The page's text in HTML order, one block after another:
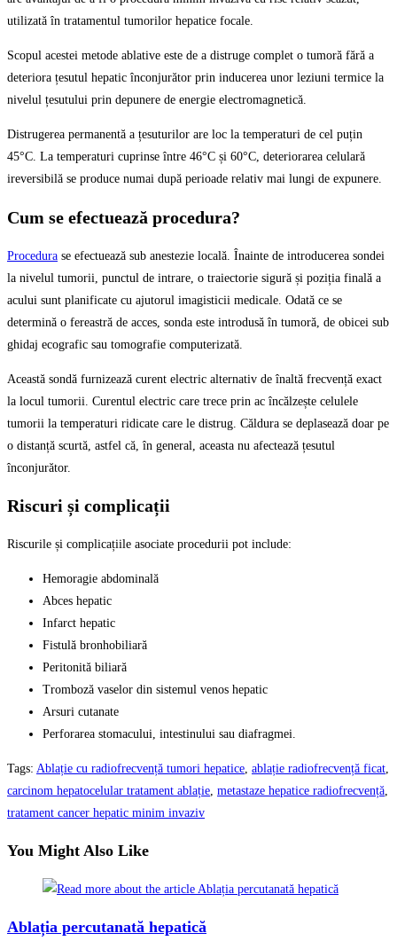
utilizată în tratamentul tumorilor hepatice focale.
Scopul acestei metode ablative este de a distruge complet o tumoră fără a
deteriora țesutul hepatic înconjurător prin inducerea unor leziuni termice la
nivelul țesutului prin depunere de energie electromagnetică.
Distrugerea permanentă a țesuturilor are loc la temperaturi de cel puțin
45°C. La temperaturi cuprinse între 46°C și 60°C, deteriorarea celulară
ireversibilă se produce numai după perioade relativ mai lungi de expunere.
Cum se efectuează procedura?
Procedura se efectuează sub anestezie locală. Înainte de introducerea sondei
la nivelul tumorii, punctul de intrare, o traiectorie sigură și poziția finală a
acului sunt planificate cu ajutorul imagisticii medicale. Odată ce se
determină o fereastră de acces, sonda este introdusă în tumoră, de obicei sub
ghidaj ecografic sau tomografie computerizată.
Această sondă furnizează curent electric alternativ de înaltă frecvență exact
la locul tumorii. Curentul electric care trece prin ac încălzește celulele
tumorii la temperaturi ridicate care le distrug. Căldura se deplasează doar pe
o distanță scurtă, astfel că, în general, aceasta nu afectează țesutul
înconjurător.
Riscuri și complicații
Riscurile și complicațiile asociate procedurii pot include:
Hemoragie abdominală
Abces hepatic
Infarct hepatic
Fistulă bronhobiliară
Peritonită biliară
Tromboză vaselor din sistemul venos hepatic
Arsuri cutanate
Perforarea stomacului, intestinului sau diafragmei.
Tags: Ablație cu radiofrecvență tumori hepatice ablație radiofrecvență ficat
carcinom hepatocelular tratament ablație metastaze hepatice radiofrecvență
tratament cancer hepatic minim invaziv
You Might Also Like
Ablația percutanată hepatică